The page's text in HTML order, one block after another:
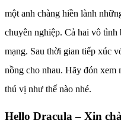
một anh chàng hiền lành
chuyên nghiệp. Cả hai vô tình
mạng. Sau thời gian tiếp xúc
nồng cho nhau. Hãy đón xem
thú vị như thế nào nhé.
Hello Dracula – Xin